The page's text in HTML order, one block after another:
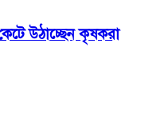
উঠাচ্ছেন কৃষকরা